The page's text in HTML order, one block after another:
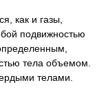
как и газы,
подвижностью
тела объемом.
телами.